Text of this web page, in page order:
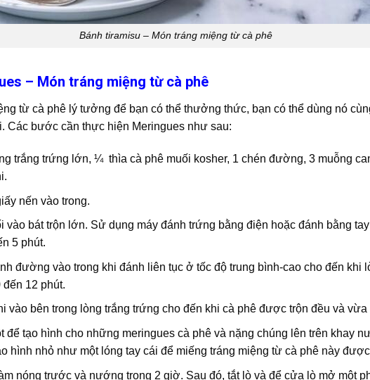
Bánh tiramisu – Món tráng miệng từ cà phê
– Món tráng miệng từ cà phê
từ cà phê lý tưởng để bạn có thể thưởng thức, bạn có thể dùng nó
Các bước cần thực hiện Meringues như sau:
trắng trứng lớn, ¼ thìa cà phê muối kosher, 1 chén đường, 3 muỗng
nến vào trong.
vào bát trộn lớn. Sử dụng máy đánh trứng bằng điện hoặc đánh bằng
5 phút.
đường vào trong khi đánh liên tục ở tốc độ trung bình-cao cho đến khi
12 phút.
vào bên trong lòng trắng trứng cho đến khi cà phê được trộn đều và vừa
để tạo hình cho những meringues cà phê và nặng chúng lên trên khay
hình nhỏ như một lóng tay cái để miếng tráng miệng từ cà phê này
nóng trước và nướng trong 2 giờ. Sau đó, tắt lò và để cửa lò mở một